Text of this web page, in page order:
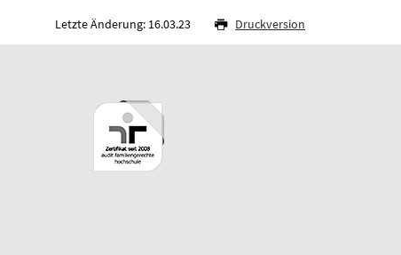
Letzte Änderung: 16.03.23 Druckversion